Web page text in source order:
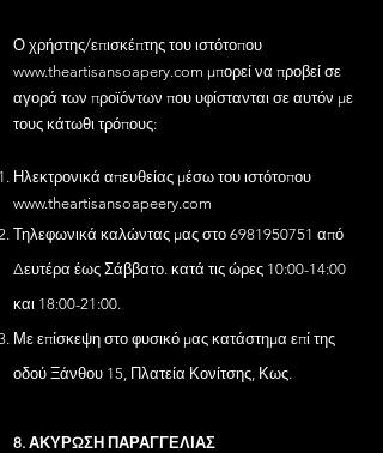
Ο χρήστης/επισκέπτης του ιστότοπου
www.theartisansoapery.com μπορεί να προβεί σε
αγορά των προϊόντων που υφίστανται σε αυτόν με
τους κάτωθι τρόπους:
Ηλεκτρονικά απευθείας μέσω του ιστότοπου
www.theartisansoapeery.com
Τηλεφωνικά καλώντας μας στο 6981950751 από
Δευτέρα έως Σάββατο. κατά τις ώρες 10:00-14:00
και 18:00-21:00.
Με επίσκεψη στο φυσικό μας κατάστημα επί της
οδού Ξάνθου 15, Πλατεία Κονίτσης, Κως.
8. ΑΚΥΡΩΣΗ ΠΑΡΑΓΓΕΛΙΑΣ